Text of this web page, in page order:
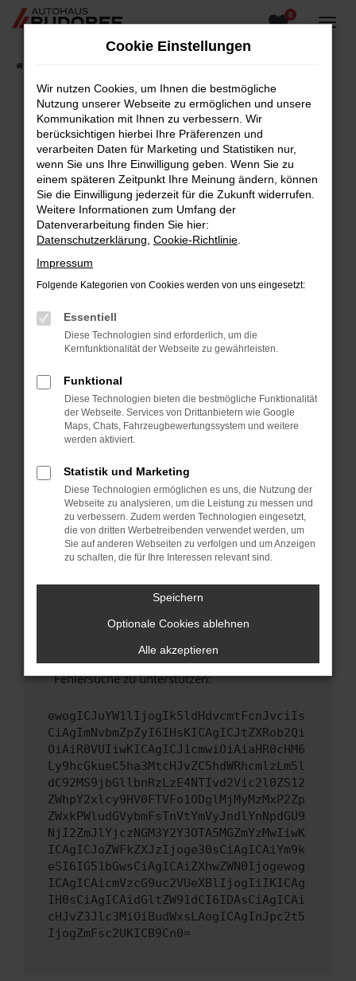
Zum
0
Fehler: Network Error
Beim Laden ist ein Fehler aufgetreten.
Hier sind ein paar Tipps, die dir helfen können:
Überprüfe deine Firewall und deine
Internetverbindung.
Laden andere Webseiten, zum Beispiel deine
Suchmaschine?
Prüfe deine Browsererweiterungen.
Manche Erweiterungen, wie Werbeblocker,
können das Laden bestimmter Seiten
verhindern. Funktioniert die Seite in einem
Fenster?
Starte dein Gerät neu.
Das kann manchmal helfen, vorübergehende
Probleme zu beheben.
Betriebssystem auf dem neuesten Stand
sind.
Veraltete Software birgt nicht nur ein
Sicherheitsrisiko, sondern kann auch dazu
führen, dass bestimmte Funktionen nicht mehr
unterstützt werden.
Wende dich an den Webseitenbetreiber.
Wenn du alle oben genannten Schritte versucht
hast, kontaktiere uns bitte. Wir werden
versuchen, das Problem zu beheben. Du kannst
uns diesen Text schicken, um uns bei der
Fehlersuche zu unterstützen:
ewogICJuYW1lIjogIk5ldHdvcmtFcnJvciIs
CiAgImNvbmZpZyI6IHsKICAgICJtZXRob2Qi
OiAiR0VUIiwKICAgICJ1cmwiOiAiaHR0cHM6
Ly9hcGkueC5ha3MtcHJvZC5hdWRhcmlzLm5l
dC92MS9jbGllbnRzLzE4NTIvd2Vic2l0ZS12
ZWhpY2xlcy9HV0FTVFo1ODglMjMyMzMxP2Zp
ZWxkPWludGVybmFsTnVtYmVyJndlYnNpdGU9
NjI2ZmJlYjczNGM3Y2Y3OTA5MGZmYzMwIiwK
ICAgICJoZWFkZXJzIjoge30sCiAgICAiYm9k
eSI6IG51bGwsCiAgICAiZXhwZWN0Ijogewog
ICAgICAicmVzcG9uc2VUeXBlIjogIiIKICAg
IH0sCiAgICAidGltZW91dCI6IDAsCiAgICAi
cHJvZ3Jlc3MiOiBudWxsLAogICAgInJpc2t5
IjogZmFsc2UKICB9Cn0=
Cookie Einstellungen
Wir nutzen Cookies, um Ihnen die bestmögliche
Nutzung unserer Webseite zu ermöglichen und unsere
Kommunikation mit Ihnen zu verbessern. Wir
berücksichtigen hierbei Ihre Präferenzen und
verarbeiten Daten für Marketing und Statistiken nur,
wenn Sie uns Ihre Einwilligung geben. Wenn Sie zu
einem späteren Zeitpunkt Ihre Meinung ändern, können
Sie die Einwilligung jederzeit für die Zukunft widerrufen.
Weitere Informationen zum Umfang der
Datenverarbeitung finden Sie hier:
Datenschutzerklärung Cookie-Richtlinie
Impressum
Folgende Kategorien von Cookies werden von uns eingesetzt:
Essentiell
Diese Technologien sind erforderlich, um die
Kernfunktionalität der Webseite zu gewährleisten.
Funktional
Diese Technologien bieten die bestmögliche Funktionalität
der Webseite. Services von Drittanbietern wie Google
Maps, Chats, Fahrzeugbewertungssystem und weitere
werden aktiviert.
Statistik und Marketing
Diese Technologien ermöglichen es uns, die Nutzung der
Webseite zu analysieren, um die Leistung zu messen und
zu verbessern. Zudem werden Technologien eingesetzt,
die von dritten Werbetreibenden verwendet werden, um
Sie auf anderen Webseiten zu verfolgen und um Anzeigen
zu schalten, die für Ihre Interessen relevant sind.
Speichern
Optionale Cookies ablehnen
Alle akzeptieren